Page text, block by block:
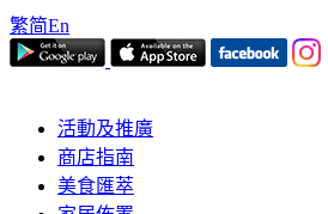
繁简En
活動及推廣
商店指南
美食匯萃